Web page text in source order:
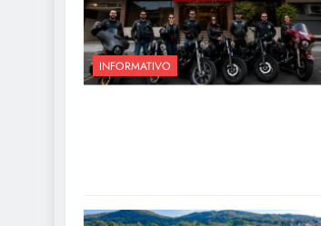
INFORMATIVO